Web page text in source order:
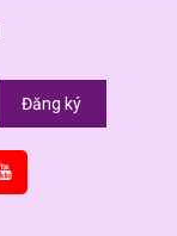
Đăng ký